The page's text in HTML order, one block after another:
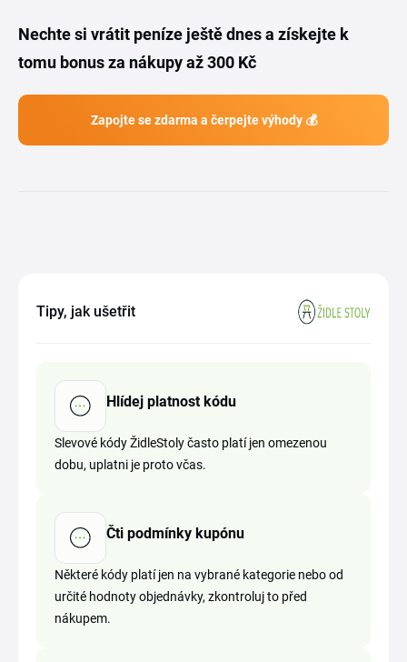
Nechte si vrátit peníze ještě dnes a získejte k
tomu bonus za nákupy až 300 Kč
Zapojte se zdarma a čerpejte výhody 💰
Tipy, jak ušetřit
Hlídej platnost kódu
Slevové kódy ŽidleStoly často platí jen omezenou
dobu, uplatni je proto včas.
Čti podmínky kupónu
Některé kódy platí jen na vybrané kategorie nebo od
určité hodnoty objednávky, zkontroluj to před
nákupem.